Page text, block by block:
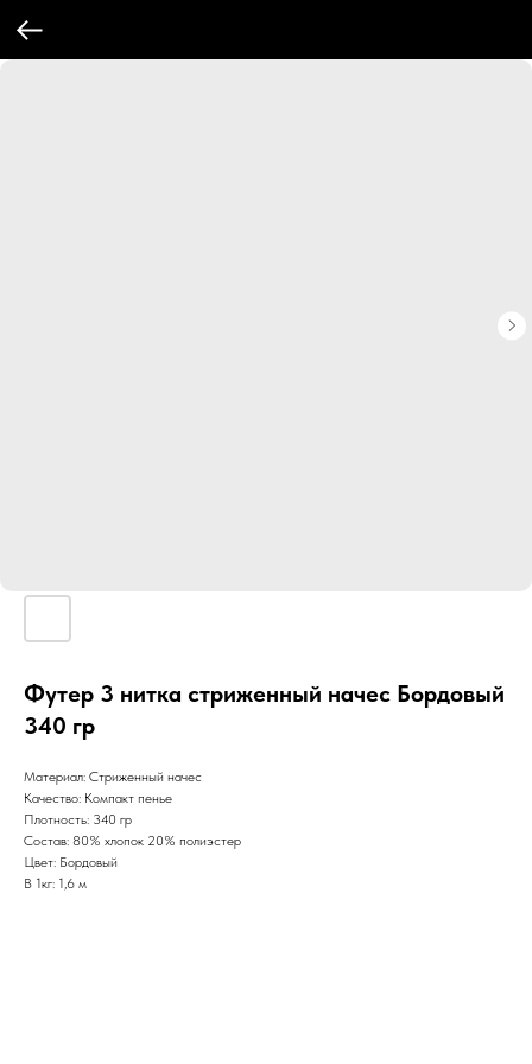
Футер 3 нитка стриженный начес Бордовый
340 гр
Материал: Стриженный начес
Качество: Компакт пенье
Плотность: 340 гр
Состав: 80% хлопок 20% полиэстер
Цвет: Бордовый
В 1кг: 1,6 м